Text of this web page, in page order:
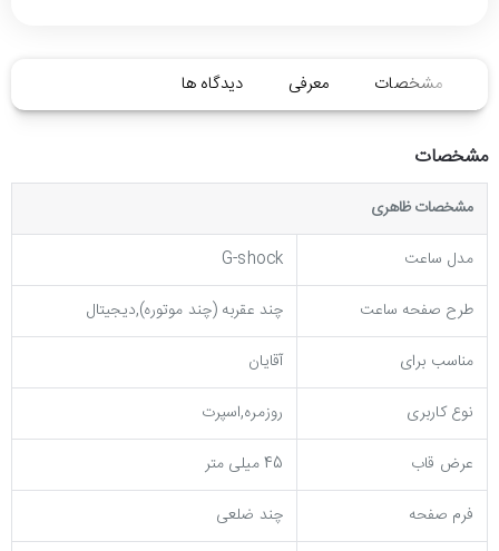
مشخصات معرفی دیدگاه ها
مشخصات
مشخصات ظاهری
مدل ساعت
G-shock
طرح صفحه ساعت
چند عقربه (چند موتوره),دیجیتال
مناسب برای
آقایان
نوع کاربری
روزمره,اسپرت
عرض قاب
45 میلی متر
فرم صفحه
چند ضلعی